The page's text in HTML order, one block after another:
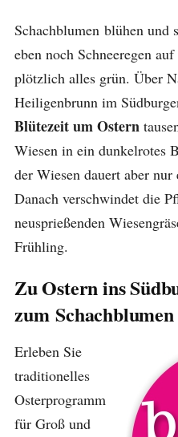
Schachblumen blühen und
eben noch Schneeregen
plötzlich alles grün. Über
Heiligenbrunn im
Blütezeit um Ostern
Wiesen in ein dunkelrotes
der Wiesen dauert aber
Danach verschwindet die
neusprießenden
Frühling.
Zu Ostern ins
zum Schachblumen
Erleben Sie
traditionelles
Osterprogramm
für Groß und